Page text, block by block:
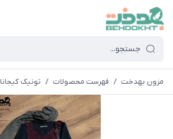
مزون بهدخت / فهرست محصولات / تونیک کیجانا